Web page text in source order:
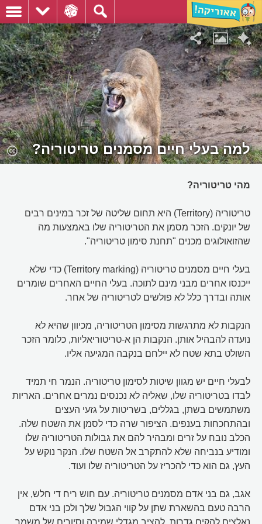
למה בעלי חיים מסמנים טריטוריה?
מהי טריטוריה?
טריטוריה (Territory) היא תחום שליטה של זכר במינים רבים
של יונקים. הזכר מסמן את הטריטוריה שלו באמצעות מה
שהזואולוגים מכנים "תחנת סימון טריטוריה".
בעלי חיים מסמנים טריטוריה (Territory marking) כדי שלא
ייכנסו אחרים מבני מינם לתוכה. בעלי החיים האחרים שומרים
אותה ובדרך כלל לא פולשים לטריטוריה של אחר.
הנקבות לא מתרגשות מסימון הטריטוריה, מכיוון שהיא לא
נועדה להבהיל אותן. הנקבות הן א-טריטוריאליות, כלומר הזכר
השולט בתא שטח לא יילחם בנקבה המגיעה אליו.
לבעלי חיים יש מגוון שיטות לסימון טריטוריה. הנמר חי תמיד
לבדו בטריטוריה שלו, שאליה לא נכנסים נמרים אחרים. האריות
משתמשים בשתן, בגללים, בשריטות על גזעי העצים
ובהתחכחות בענפים. הציפור שרה כדי לסמן את השטח שלה.
הכלב נובח על זרים ומבהיר להם את גבולות הטריטוריה שלו
ומודיע בנביחה שלא להתקרב אל השטח שלו. הנקר נוקש על
העץ, גם הוא כדי להכריז על הטריטוריה שלו ועוד.
אגב, גם בני אדם מסמנים טריטוריה. עם חוש ריח די חלש, אין
הרבה טעם בהשארת שתן על קווי הגבול שלך ולכן בני אדם
נאלצים להקים גדרות, להציב מגדלי שמירה וסיורים של משמר